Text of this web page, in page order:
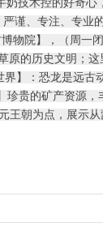
奶技术控的好奇心
谨、专注、专业
物院】，（周一
原的历史文明；
】：恐龙是远古
珍贵的矿产资源，
王朝为点，展示